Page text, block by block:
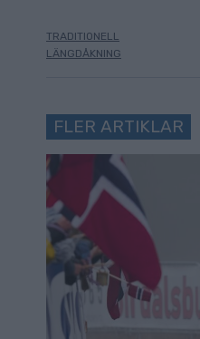
TRADITIONELL
LÄNGDÅKNING
FLER ARTIKLAR